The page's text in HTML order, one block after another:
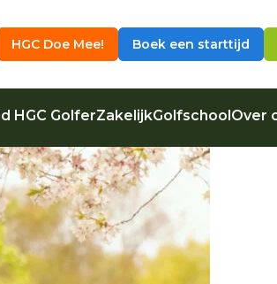
HGC Doe Mee! Boek een starttijd
HGC GolferZakelijkGolfschool Over